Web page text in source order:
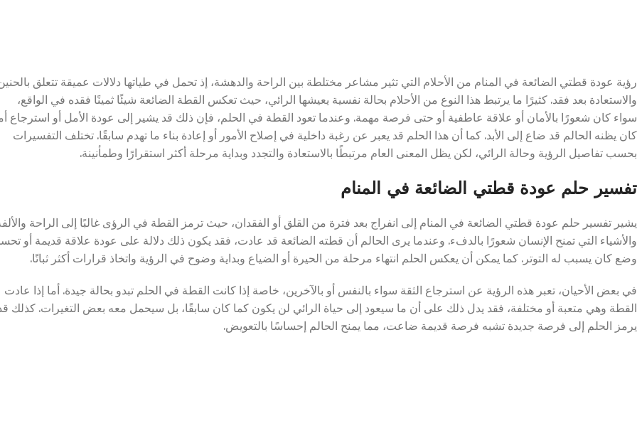
رؤية عودة قطتي الضائعة في المنام من الأحلام التي تثير مشاعر مختلطة بين الراحة والدهشة، إذ تحمل في طياتها دلالات عميقة تتعلق
والاستعادة بعد فقد. كثيرًا ما يرتبط هذا النوع من الأحلام بحالة نفسية يعيشها الرائي، حيث تعكس القطة الضائعة شيئًا ثمينًا فقده في الواقع،
سواء كان شعورًا بالأمان أو علاقة عاطفية أو حتى فرصة مهمة. وعندما تعود القطة في الحلم، فإن ذلك قد يشير إلى عودة الأمل أو استرجاع
كان يظنه الحالم قد ضاع إلى الأبد. كما أن هذا الحلم قد يعبر عن رغبة داخلية في إصلاح الأمور أو إعادة بناء ما تهدم سابقًا. تختلف التفسيرات
بحسب تفاصيل الرؤية وحالة الرائي، لكن يظل المعنى العام مرتبطًا بالاستعادة والتجدد وبداية مرحلة أكثر استقرارًا وطمأنينة.
تفسير حلم عودة قطتي الضائعة في المنام
يشير تفسير حلم عودة قطتي الضائعة في المنام إلى انفراج بعد فترة من القلق أو الفقدان، حيث ترمز القطة في الرؤى غالبًا إلى الراحة
والأشياء التي تمنح الإنسان شعورًا بالدفء. وعندما يرى الحالم أن قطته الضائعة قد عادت، فقد يكون ذلك دلالة على عودة علاقة قديمة أو
وضع كان يسبب له التوتر. كما يمكن أن يعكس الحلم انتهاء مرحلة من الحيرة أو الضياع وبداية وضوح في الرؤية واتخاذ قرارات أكثر ثباتًا.
في بعض الأحيان، تعبر هذه الرؤية عن استرجاع الثقة سواء بالنفس أو بالآخرين، خاصة إذا كانت القطة في الحلم تبدو بحالة جيدة. أما إذا عادت
القطة وهي متعبة أو مختلفة، فقد يدل ذلك على أن ما سيعود إلى حياة الرائي لن يكون كما كان سابقًا، بل سيحمل معه بعض التغيرات. كذلك
يرمز الحلم إلى فرصة جديدة تشبه فرصة قديمة ضاعت، مما يمنح الحالم إحساسًا بالتعويض.